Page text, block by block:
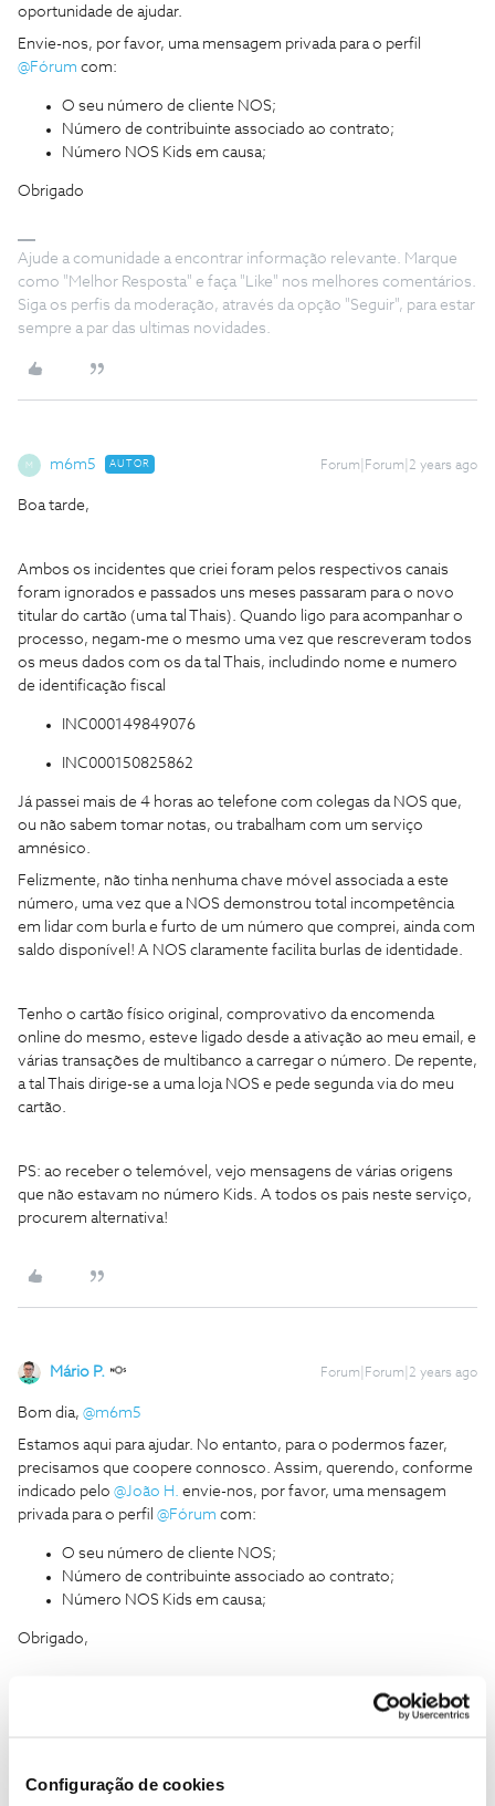
Configuração de cookies
oportunidade de ajudar.
Envie-nos, por favor, uma mensagem privada para o perfil
@Fórum com:
O seu número de cliente NOS;
Número de contribuinte associado ao contrato;
Número NOS Kids em causa;
Obrigado
Ajude a comunidade a encontrar informação relevante. Marque
como "Melhor Resposta" e faça "Like" nos melhores comentários.
Siga os perfis da moderação, através da opção "Seguir", para estar
sempre a par das ultimas novidades.
M m6m5 AUTOR Forum|Forum|2 years ago
Boa tarde,
Ambos os incidentes que criei foram pelos respectivos canais
foram ignorados e passados uns meses passaram para o novo
titular do cartão (uma tal Thais). Quando ligo para acompanhar o
processo, negam-me o mesmo uma vez que rescreveram todos
os meus dados com os da tal Thais, includindo nome e numero
de identificação fiscal
INC000149849076
INC000150825862
Já passei mais de 4 horas ao telefone com colegas da NOS que,
ou não sabem tomar notas, ou trabalham com um serviço
amnésico.
Felizmente, não tinha nenhuma chave móvel associada a este
número, uma vez que a NOS demonstrou total incompetência
em lidar com burla e furto de um número que comprei, ainda com
saldo disponível! A NOS claramente facilita burlas de identidade.
Tenho o cartão físico original, comprovativo da encomenda
online do mesmo, esteve ligado desde a ativação ao meu email, e
várias transações de multibanco a carregar o número. De repente,
a tal Thais dirige-se a uma loja NOS e pede segunda via do meu
cartão.
PS: ao receber o telemóvel, vejo mensagens de várias origens
que não estavam no número Kids. A todos os pais neste serviço,
procurem alternativa!
Mário P. Forum|Forum|2 years ago
Bom dia, @m6m5
Estamos aqui para ajudar. No entanto, para o podermos fazer,
precisamos que coopere connosco. Assim, querendo, conforme
indicado pelo @João H. envie-nos, por favor, uma mensagem
privada para o perfil @Fórum com:
O seu número de cliente NOS;
Número de contribuinte associado ao contrato;
Número NOS Kids em causa;
Obrigado,
Ajude a comunidade a encontrar informação relevante. Marque